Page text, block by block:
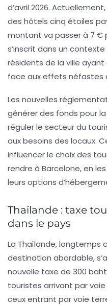
d’avril 2026.
des hôtels cinq étoiles
montant va passer à 7
s’inscrit dans un
résidents de la ville
face aux effets néfastes
Les nouvelles
générer des fonds pour
réguler le secteur du
aux besoins des locaux.
influencer le choix des
rendre à Barcelone, en
leurs options
Thaïlande : taxe
dans le pays
La Thaïlande, longtemps
destination abordable,
nouvelle taxe de 300
touristes arrivant par
ceux entrant par voie